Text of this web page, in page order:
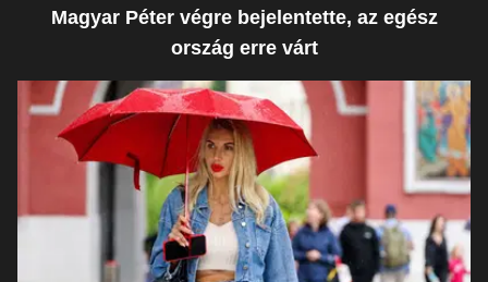
Magyar Péter végre bejelentette, az egész
ország erre várt